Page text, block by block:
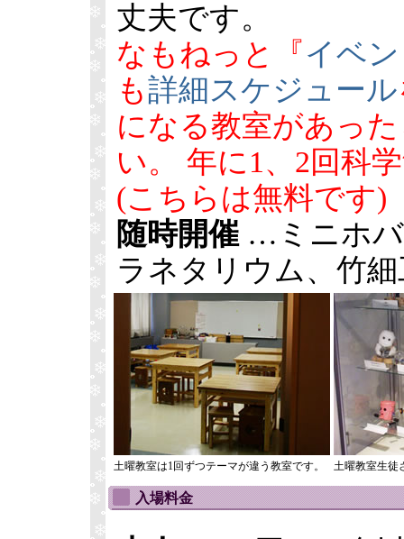
丈夫です。
なもねっと『イベ
も詳細スケジュール
になる教室があっ
い。 年に1、2回科
(こちらは無料です)
随時開催 …ミニホ
ラネタリウム、竹
土曜教室は1回ずつテーマが違う教室です。 土曜教室生徒
入場料金